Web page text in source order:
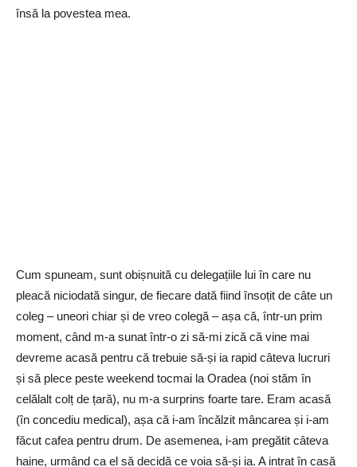
însă la povestea mea.
Cum spuneam, sunt obișnuită cu delegațiile lui în care nu
pleacă niciodată singur, de fiecare dată fiind însoțit de câte un
coleg – uneori chiar și de vreo colegă – așa că, într-un prim
moment, când m-a sunat într-o zi să-mi zică că vine mai
devreme acasă pentru că trebuie să-și ia rapid câteva lucruri
și să plece peste weekend tocmai la Oradea (noi stăm în
celălalt colț de țară), nu m-a surprins foarte tare. Eram acasă
(în concediu medical), așa că i-am încălzit mâncarea și i-am
făcut cafea pentru drum. De asemenea, i-am pregătit câteva
haine, urmând ca el să decidă ce voia să-și ia. A intrat în casă